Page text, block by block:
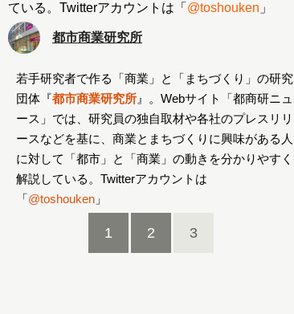
ている。Twitterアカウントは「 @toshouken 」
都市商業研究所
若手研究者で作る「商業」と「まちづくり」の研究
団体『都市商業研究所 』。Webサイト「都商研ニュ
ース」では、研究員の独自取材や各社のプレスリリ
ースなどを基に、商業とまちづくりに興味がある人
に対して「都市」と「商業」の動きを分かりやすく
解説している。Twitterアカウントは
「@toshouken 」
1 2 3